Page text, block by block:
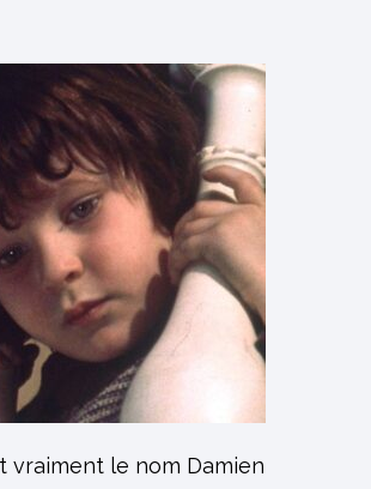
vraiment le nom Damien